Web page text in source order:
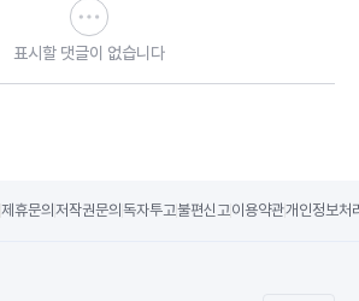
표시할 댓글이 없습니다
제휴문의 저작권문의 독자투고불편신고이용약관개인정보처